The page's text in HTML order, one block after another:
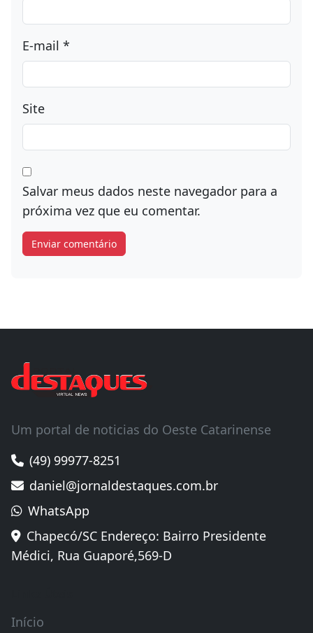
E-mail *
Site
Salvar meus dados neste navegador para a
próxima vez que eu comentar.
Um portal de noticias do Oeste Catarinense
(49) 99977-8251
daniel@jornaldestaques.com.br
WhatsApp
Chapecó/SC Endereço: Bairro Presidente
Médici, Rua Guaporé,569-D
Início